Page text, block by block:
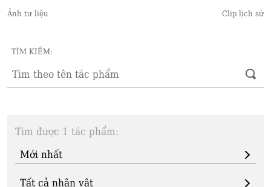
Ảnh tư liệu Clip lịch sử
TÌM KIẾM:
Tìm được 1 tác phẩm: